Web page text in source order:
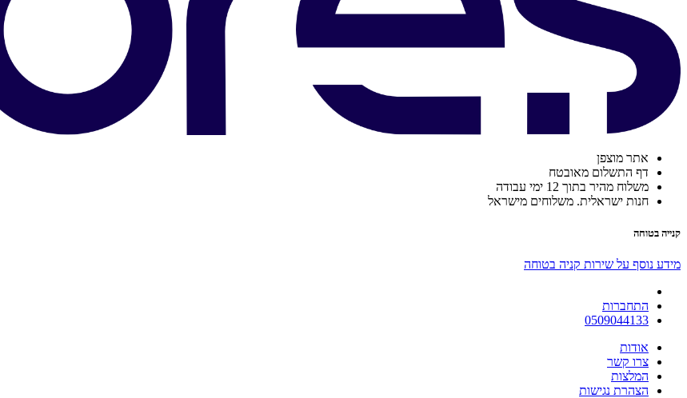
אתר מוצפן
דף התשלום מאובטח
משלוח מהיר בתוך 12 ימי עבודה
חנות ישראלית. משלוחים מישראל
קנייה בטוחה
מידע נוסף על שירות קניה בטוחה
התחברות
0509044133
אודות
צרו קשר
המלצות
הצהרת נגישות